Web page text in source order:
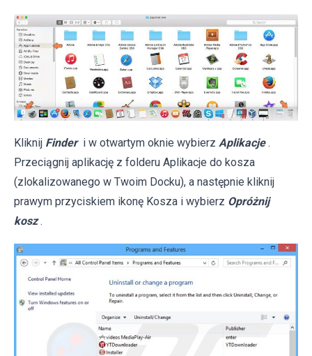
Kliknij Finder i w otwartym oknie wybierz Aplikacje .
Przeciągnij aplikację z folderu Aplikacje do kosza
(zlokalizowanego w Twoim Docku), a następnie kliknij
prawym przyciskiem ikonę Kosza i wybierz Opróżnij
kosz .